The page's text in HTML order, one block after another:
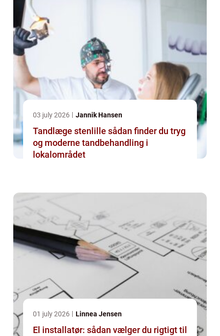
03 july 2026 Jannik Hansen
Tandlæge stenlille sådan finder du tryg
og moderne tandbehandling i
lokalområdet
01 july 2026 Linnea Jensen
El installatør: sådan vælger du rigtigt til